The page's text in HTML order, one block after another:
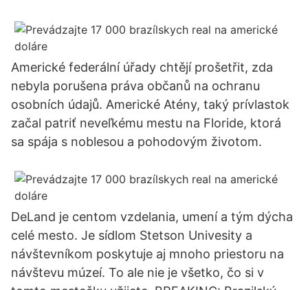
Americké federální úřady chtějí prošetřit, zda
nebyla porušena práva občanů na ochranu
osobních údajů. Americké Atény, taký prívlastok
začal patriť neveľkému mestu na Floride, ktorá
sa spája s noblesou a pohodovým životom.
DeLand je centom vzdelania, umení a tým dýcha
celé mesto. Je sídlom Stetson Univesity a
návštevníkom poskytuje aj mnoho priestoru na
návštevu múzeí. To ale nie je všetko, čo si v